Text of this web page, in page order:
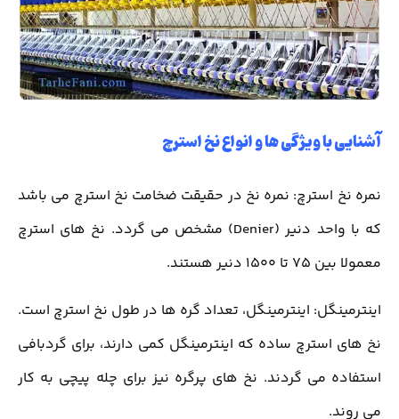
آشنایی با ویژگی ها و انواع نخ استرچ
نمره نخ استرچ: نمره نخ در حقیقت ضخامت نخ استرچ می باشد
که با واحد دنیر (Denier) مشخص می گردد. نخ های استرچ
معمولا بین 75 تا 1500 دنیر هستند.
اینترمینگل: اینترمینگل، تعداد گره ها در طول نخ استرچ است.
نخ های استرچ ساده که اینترمینگل کمی دارند، برای گردبافی
استفاده می گردند. نخ های پرگره نیز برای چله پیچی به کار
می روند.